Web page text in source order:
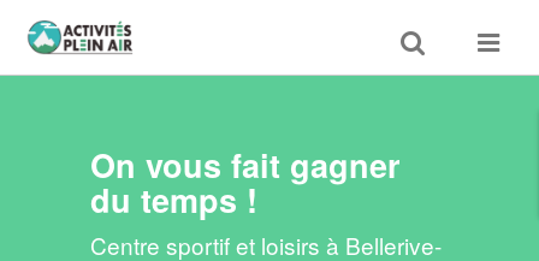
Toggle
search
Toggle
On vous fait gagner
du temps !
Centre sportif et loisirs à Bellerive-